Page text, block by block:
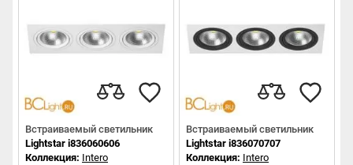
Встраиваемый светильник
Lightstar i836060606
Коллекция: Intero
Встраиваемый светильник
Lightstar i836070707
Коллекция: Intero